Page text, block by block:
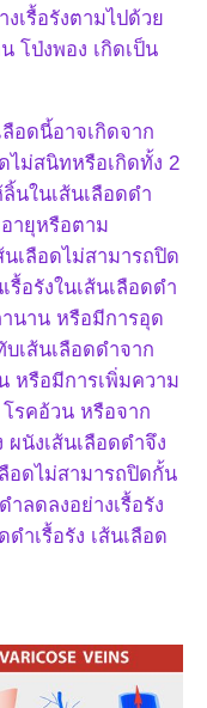
เรื้อรังตามไปด้วย
โป่งพอง เกิดเป็น
อดนี้อาจเกิดจาก
ไม่สนิทหรือเกิดทั้ง 2
นในเส้นเลือดดำ
ายุหรือตาม
เลือดไม่สามารถปิด
อรังในเส้นเลือดดำ
านาน หรือมีการอุด
เส้นเลือดดำจาก
หรือมีการเพิ่มความ
รคอ้วน หรือจาก
ผนังเส้นเลือดดำจึง
อดไม่สามารถปิดกั้น
ลดลงอย่างเรื้อรัง
ำเรื้อรัง เส้นเลือด